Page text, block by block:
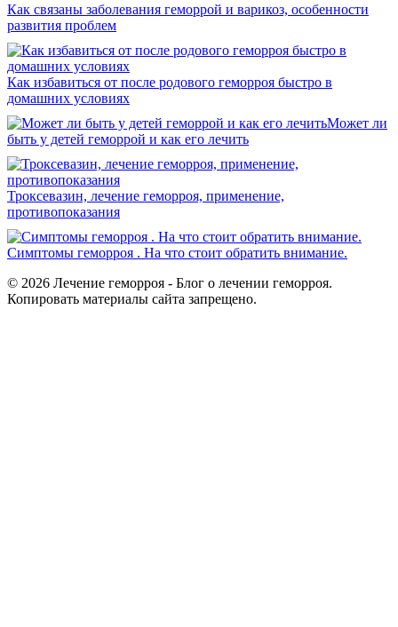
Как связаны заболевания геморрой и варикоз, особенности
развития проблем
Как избавиться от после родового геморроя быстро в
домашних условиях
Может ли
быть у детей геморрой и как его лечить
Троксевазин, лечение геморроя, применение,
противопоказания
Симптомы геморроя . На что стоит обратить внимание.
© 2026 Лечение геморроя - Блог о лечении геморроя.
Копировать материалы сайта запрещено.